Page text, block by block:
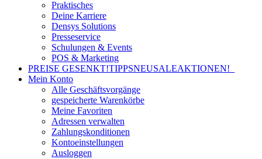
Praktisches
Deine Karriere
Densys Solutions
Presseservice
Schulungen & Events
POS & Marketing
PREISE GESENKT!TIPPSNEUSALEAKTIONEN!
Mein Konto
Alle Geschäftsvorgänge
gespeicherte Warenkörbe
Meine Favoriten
Adressen verwalten
Zahlungskonditionen
Kontoeinstellungen
Ausloggen